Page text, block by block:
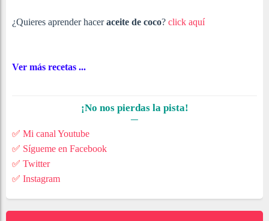
¿Quieres aprender haceraceite de coco? click aquí
Ver más recetas ...
¡No nos pierdas la pista!
✅ Mi canal Youtube
✅ Sígueme en Facebook
✅ Twitter
✅ Instagram